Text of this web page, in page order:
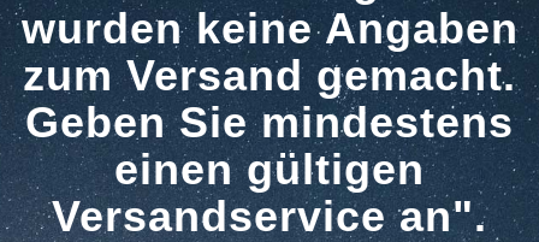
wurden keine Angaben
zum Versand gemacht.
Geben Sie mindestens
einen gültigen
Versandservice an".